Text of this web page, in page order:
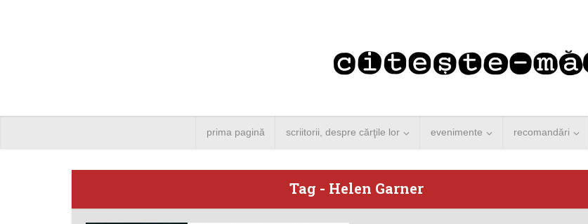
prima pagină scriitorii, despre cărţile lor evenimente recomandări
Tag - Helen Garner